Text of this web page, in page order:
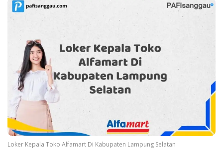
Loker Kepala Toko Alfamart Di Kabupaten Lampung Selatan